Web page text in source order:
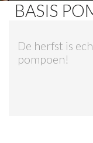
SHOPS
BASIS
De herfst is
pompoen!